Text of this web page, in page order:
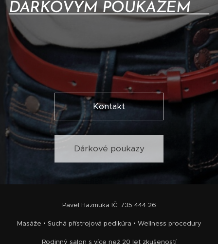
DÁRKOVÝM POUKAZEM❤️
Kontakt
Dárkové poukazy
Pavel Hazmuka IČ: 735 444 26
Masáže • Suchá přístrojová pedikúra • Wellness procedury
Rodinný salon s více než 20 let zkušeností